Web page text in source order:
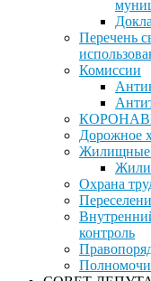
Перечень
Комиссии
Дорожное
Жилищные
Охрана
контроль